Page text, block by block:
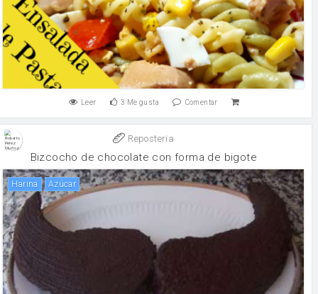
Leer 3 Me gusta Comentar
Reposteria
Bizcocho de chocolate con forma de bigote
harina Azúcar